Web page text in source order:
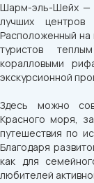
Шарм-эль-Шейх —
лучших
Расположенный на
туристов
коралловыми
экскурсионной
Здесь можно
Красного моря,
путешествия по
Благодаря
как для
любителей